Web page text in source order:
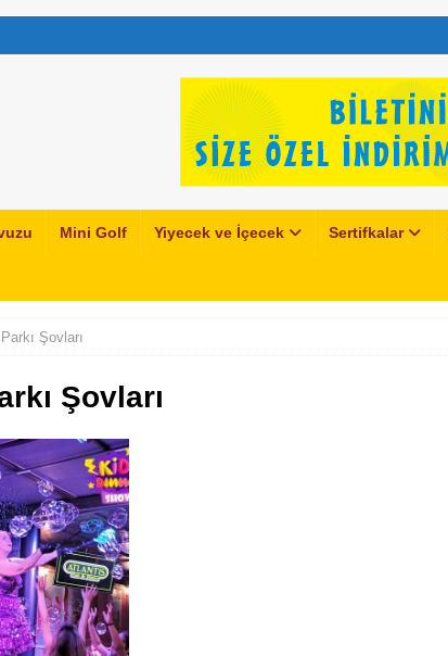
Mini Golf Yiyecek ve İçecek Sertifkalar
Şovları
Şovları